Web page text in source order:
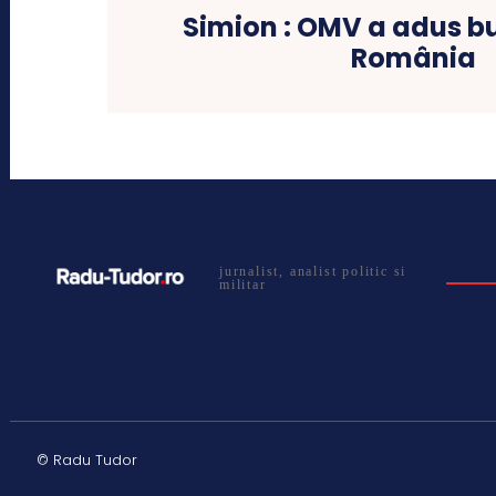
Simion : OMV a adus
România
jurnalist, analist politic si
militar
© Radu Tudor